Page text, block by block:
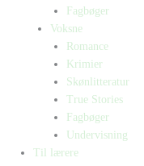
Fagbøger
Voksne
Romance
Krimier
Skønlitteratur
True Stories
Fagbøger
Undervisning
Til lærere